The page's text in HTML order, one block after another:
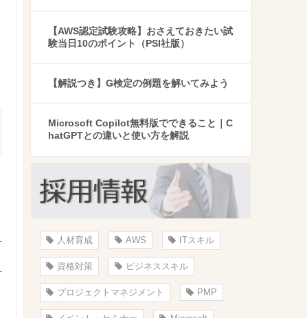
【AWS認定試験攻略】おさえておきたい試
験当日10のポイント（PSI社版）
【解説つき】G検定の例題を解いてみよう
Microsoft Copilot無料版でできること｜C
hatGPTとの違いと使い方を解説
人材育成 AWS ITスキル
資格対策 ビジネススキル
プロジェクトマネジメント PMP